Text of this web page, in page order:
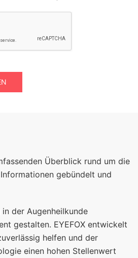
Überblick rund um die
gebündelt und
der Augenheilkunde
gestalten. EYEFOX entwickelt
helfen und der
einen hohen Stellenwert